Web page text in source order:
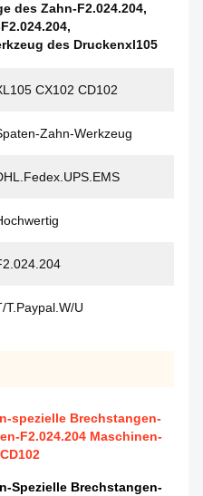
des Zahn-F2.024.204,
,
des Druckenxl105
CX102 CD102
Zahn-Werkzeug
T.Paypal.W/U
spezielle Brechstangen-
F2.024.204 Maschinen-
Spezielle Brechstangen-